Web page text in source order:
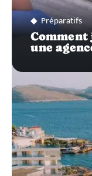
Préparatifs
une